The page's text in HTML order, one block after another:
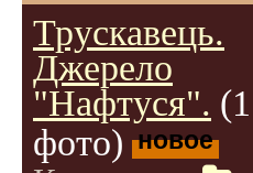
Трускавець.
Джерело
"Нафтуся". (1
фото) новое